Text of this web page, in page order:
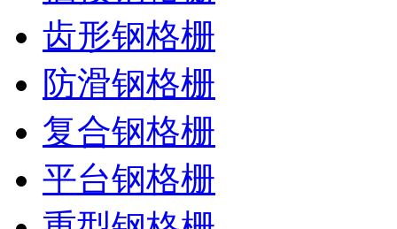
齿形钢格栅
防滑钢格栅
复合钢格栅
平台钢格栅